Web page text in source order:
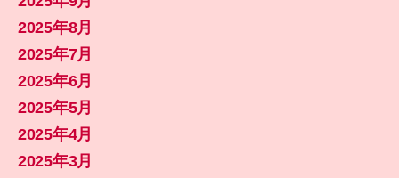
2025年8月
2025年7月
2025年6月
2025年5月
2025年4月
2025年3月